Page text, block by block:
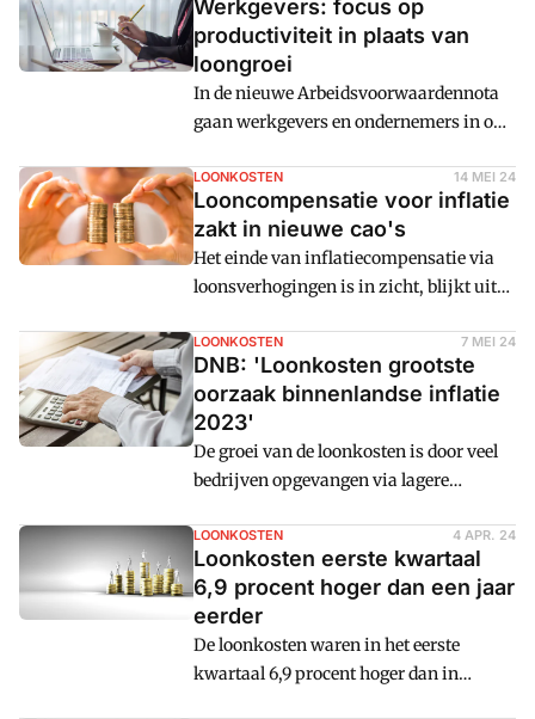
Werkgevers: focus op
productiviteit in plaats van
loongroei
In de nieuwe Arbeidsvoorwaardennota
gaan werkgevers en ondernemers in op
worden. Dat is volgens hen niet via
loonafspraken, maar door de
productiviteit te laten groeien.
LOONKOSTEN 14 MEI 24
Looncompensatie voor inflatie
zakt in nieuwe cao's
Het einde van inflatiecompensatie via
loonsverhogingen is in zicht, blijkt uit
werkgeversvereniging AWVN. De
dalende trend van loonsverhogingen
blijft doorzetten, na historische pieken
vorig jaar.
LOONKOSTEN 7 MEI 24
DNB: 'Loonkosten grootste
oorzaak binnenlandse inflatie
2023'
De groei van de loonkosten is door veel
bedrijven opgevangen via lagere
grootste deel debet de binnenlandse
inflatie in 2023, niet hogere winsten,
berekent De Nederlandsche Bank.
LOONKOSTEN 4 APR. 24
Loonkosten eerste kwartaal
6,9 procent hoger dan een jaar
eerder
De loonkosten waren in het eerste
kwartaal 6,9 procent hoger dan in